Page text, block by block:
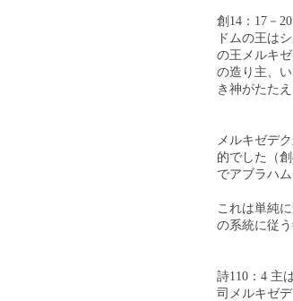
創14：17－
ドムの王は
の王メルキ
の造り主、
き神がたた
メルキゼデ
的でした（
でアブラハ
これは単純
の系統に従
詩110：4 主
司メルキゼ